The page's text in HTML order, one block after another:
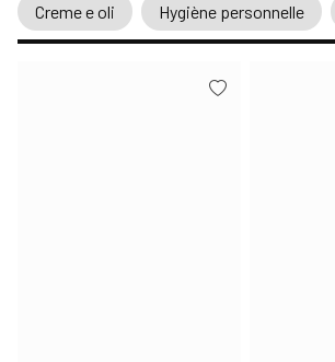
Creme e oli Hygiène personnelle